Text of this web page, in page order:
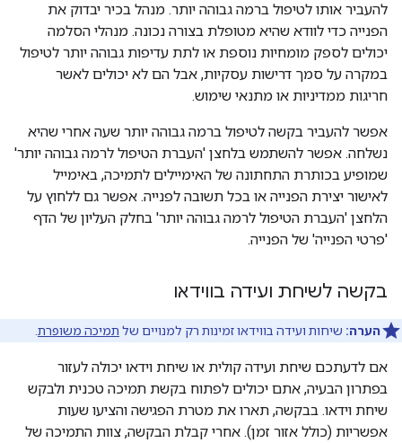
להעביר אותו לטיפול ברמה גבוהה יותר. מנהל בכיר יבדוק את
הפנייה כדי לוודא שהיא מטופלת בצורה נכונה. מנהלי הסלמה
יכולים לספק מומחיות נוספת או לתת עדיפות גבוהה יותר לטיפול
במקרה על סמך דרישות עסקיות, אבל הם לא יכולים לאשר
חריגות ממדיניות או מתנאי שימוש.
אפשר להעביר בקשה לטיפול ברמה גבוהה יותר שעה אחרי שהיא
נשלחה. אפשר להשתמש בלחצן 'העברת הטיפול לרמה גבוהה יותר'
שמופיע בכותרת התחתונה של האימיילים לתמיכה, באימייל
לאישור יצירת הפנייה או בכל תשובה לפנייה. אפשר גם ללחוץ על
הלחצן 'העברת הטיפול לרמה גבוהה יותר' בחלק העליון של הדף
'פרטי הפנייה' של הפנייה.
בקשה לשיחת ועידה בווידאו
הערה: שיחות ועידה בווידאו זמינות רק למנויים של תמיכה משופרת
אם לדעתכם שיחת ועידה קולית או שיחת וידאו יכולה לעזור
בפתרון הבעיה, אתם יכולים לפתוח בקשת תמיכה טכנית ולבקש
שיחת וידאו. בבקשה, תארו את מטרת הפגישה והציעו שעות
אפשריות (כולל אזור זמן). אחרי קבלת הבקשה, צוות התמיכה של